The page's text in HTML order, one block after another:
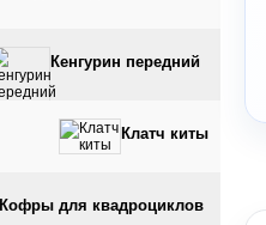
Кенгурин передний
Клатч киты
Кофры для квадроциклов